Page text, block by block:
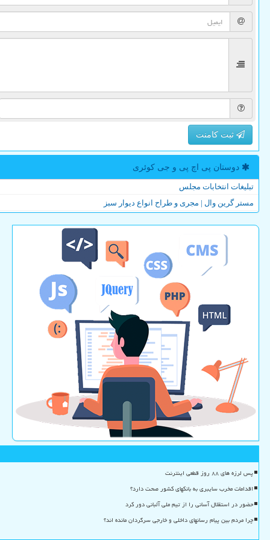
ثبت کامنت
دوستان پی اچ پی و جی كوئری
تبلیغات انتخابات مجلس
مستر گرین وال | مجری و طراح انواع دیوار سبز
پس لرزه های ۸۸ روز قطعی اینترنت
اقدامات مخرب سایبری به بانکهای کشور صحت دارد؟
حضور در استقلال آسانی را از تیم ملی آلبانی دور کرد
چرا مردم بین پیام رسانهای داخلی و خارجی سرگردان مانده اند؟